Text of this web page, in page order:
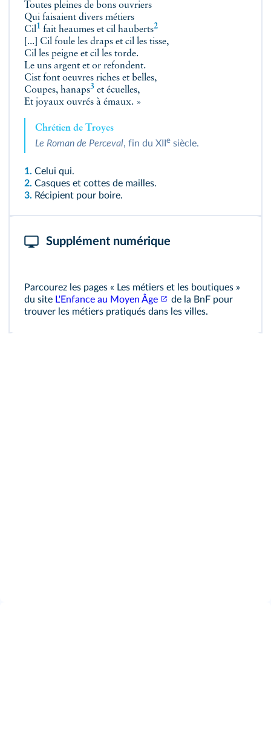
Toutes pleines de bons ouvriers
Qui faisaient divers métiers
Cil1 fait heaumes et cil hauberts2
[...] Cil foule les draps et cil les tisse,
Cil les peigne et cil les torde.
Le uns argent et or refondent.
Cist font oeuvres riches et belles,
Coupes, hanaps3 et écuelles,
Et joyaux ouvrés à émaux. »
Chrétien de Troyes
Le Roman de Perceval, fin du XII e siècle.
1. Celui qui.
2. Casques et cottes de mailles.
3. Récipient pour boire.
Supplément numérique
Parcourez les pages « Les métiers et les boutiques »
du site L'Enfance au Moyen Âge
de la BnF pour
trouver les métiers pratiqués dans les villes.